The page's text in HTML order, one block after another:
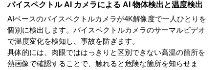
バイスペクトル AI カメラによる AI 物体検出と温度検出
AIベースのバイスペクトルカメラが4K解像度で一人ひとりを
個別に検出します。バイスペクトルカメラのサーマルビデオ
で温度変化を検知し、事故を防ぎます。
具体的には、肉眼でははっきりと区別できない高温の箇所を
熱画像で確認することで、触れると危険な箇所を知らせま